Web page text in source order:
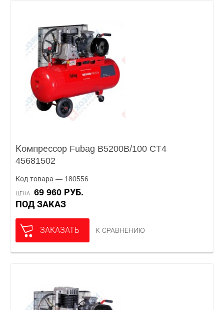
Компрессор Fubag B5200B/100 CT4
45681502
Код товара — 180556
ЦЕНА
69 960 РУБ.
ПОД ЗАКАЗ
ЗАКАЗАТЬ К СРАВНЕНИЮ